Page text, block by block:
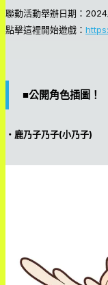
聯動活動舉辦日期：
點擊這裡開始遊戲：
■公開角色插圖！
・鹿乃子乃子(小乃子)